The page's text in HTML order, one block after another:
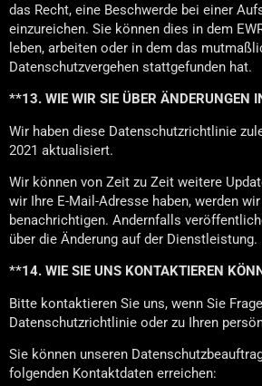
das Recht, eine Beschwerde bei einer
einzureichen. Sie können dies in dem
leben, arbeiten oder in dem das
Datenschutzvergehen stattgefunden hat.
**13. WIE WIR SIE ÜBER ÄNDERUNGEN
Wir haben diese Datenschutzrichtlinie
2021 aktualisiert.
Wir können von Zeit zu Zeit weitere
wir Ihre E-Mail-Adresse haben, werden wir
benachrichtigen. Andernfalls
über die Änderung auf der Dienstleistung.
**14. WIE SIE UNS KONTAKTIEREN
Bitte kontaktieren Sie uns, wenn Sie
Datenschutzrichtlinie oder zu Ihren
Sie können unseren
folgenden Kontaktdaten erreichen: